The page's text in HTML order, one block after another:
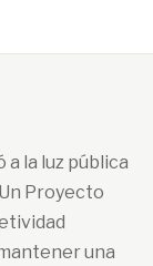
a la luz pública
Proyecto
una